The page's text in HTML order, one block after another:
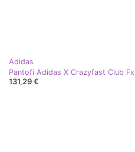
Adidas
Pantofi Adidas X Crazyfast Club
131,29 €